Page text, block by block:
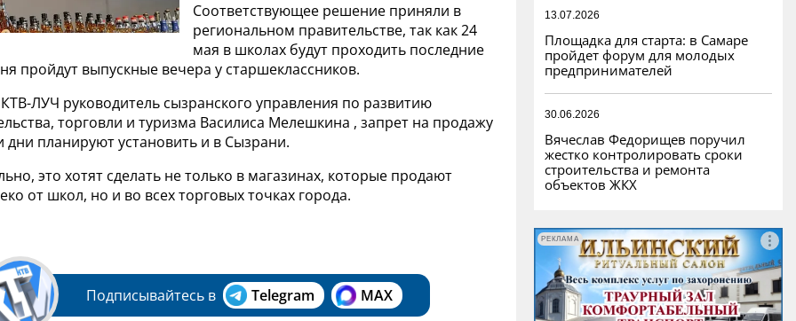
Соответствующее решение приняли в
региональном правительстве, так как 24
мая в школах будут проходить последние
пройдут выпускные вечера у старшеклассников.
КТВ-ЛУЧ руководитель сызранского управления по развитию
торговли и туризма Василиса Мелешкина , запрет на продажу
дни планируют установить и в Сызрани.
это хотят сделать не только в магазинах, которые продают
от школ, но и во всех торговых точках города.
Подписывайтесь в Telegram MAX
13.07.2026
Площадка для старта: в Самаре
пройдет форум для молодых
предпринимателей
30.06.2026
Вячеслав Федорищев поручил
жестко контролировать сроки
строительства и ремонта
объектов ЖКХ
РЕКЛАМА